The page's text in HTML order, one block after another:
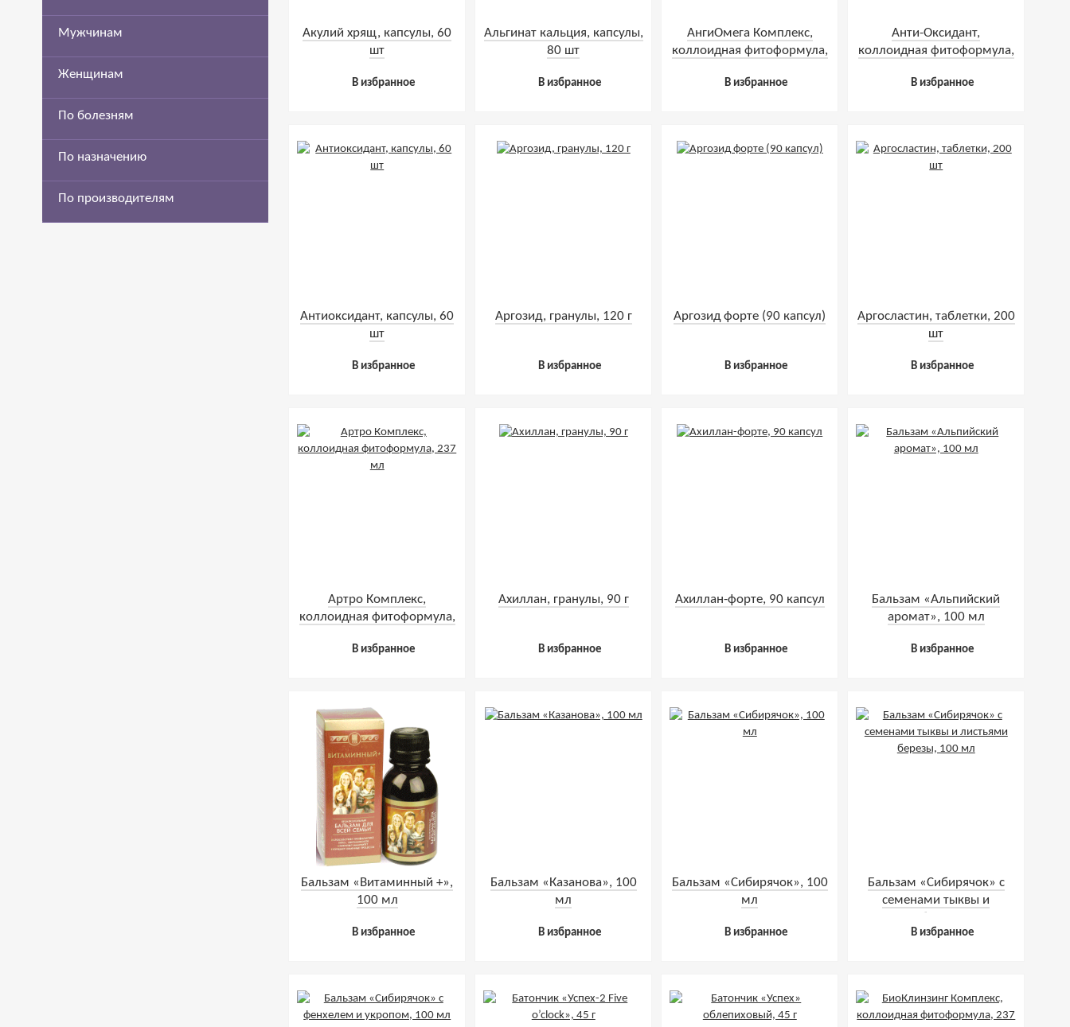
Акулий хрящ, капсулы, 60
шт
В избранное
Альгинат кальция, капсулы,
80 шт
В избранное
АнгиОмега Комплекс,
коллоидная фитоформула,
В избранное
Анти-Оксидант,
коллоидная фитоформула,
В избранное
Антиоксидант, капсулы, 60
шт
В избранное
Аргозид, гранулы, 120 г
В избранное
Аргозид форте (90 капсул)
В избранное
Аргосластин, таблетки, 200
шт
В избранное
Артро Комплекс,
коллоидная фитоформула,
В избранное
Ахиллан, гранулы, 90 г
В избранное
Ахиллан-форте, 90 капсул
В избранное
Бальзам «Альпийский
аромат», 100 мл
В избранное
Бальзам «Витаминный +»,
100 мл
В избранное
Бальзам «Казанова», 100
мл
В избранное
Бальзам «Сибирячок», 100
мл
В избранное
Бальзам «Сибирячок» с
семенами тыквы и
В избранное
Мужчинам
Женщинам
По болезням
По назначению
По производителям